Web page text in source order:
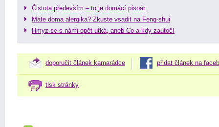
Čistota především – to je domácí pisoár
Máte doma alergika? Zkuste vsadit na Feng-shui
Hmyz se s námi opět utká, aneb Co a kdy zaútočí
doporučit článek kamarádce přidat článek na
tisk stránky